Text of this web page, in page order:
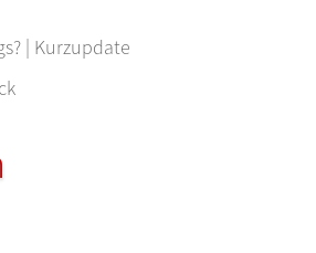
| Kurzupdate